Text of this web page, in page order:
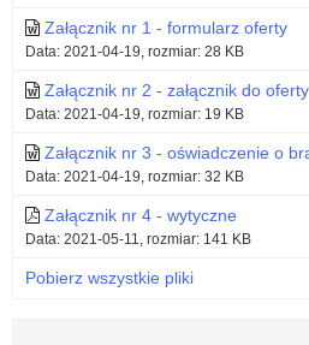
Załącznik nr 1 - formularz oferty
Data: 2021-04-19, rozmiar: 28 KB
Załącznik nr 2 - załącznik do oferty
Data: 2021-04-19, rozmiar: 19 KB
Załącznik nr 3 - oświadczenie o
Data: 2021-04-19, rozmiar: 32 KB
Załącznik nr 4 - wytyczne
Data: 2021-05-11, rozmiar: 141 KB
Pobierz wszystkie pliki